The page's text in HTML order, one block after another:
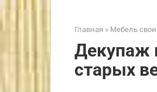
Главная » Мебель
Декупаж
старых